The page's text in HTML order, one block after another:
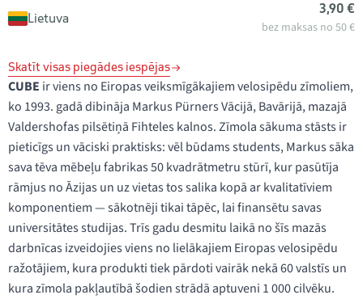
Lietuva
3,90 €
bez maksas no 50 €
Skatīt visas piegādes iespējas
CUBE ir viens no Eiropas veiksmīgākajiem velosipēdu zīmoliem,
ko 1993. gadā dibināja Markus Pürners Vācijā, Bavārijā, mazajā
Valdershofas pilsētiņā Fihteles kalnos. Zīmola sākuma stāsts ir
pieticīgs un vāciski praktisks: vēl būdams students, Markus sāka
sava tēva mēbeļu fabrikas 50 kvadrātmetru stūrī, kur pasūtīja
rāmjus no Āzijas un uz vietas tos salika kopā ar kvalitatīviem
komponentiem — sākotnēji tikai tāpēc, lai finansētu savas
universitātes studijas. Trīs gadu desmitu laikā no šīs mazās
darbnīcas izveidojies viens no lielākajiem Eiropas velosipēdu
ražotājiem, kura produkti tiek pārdoti vairāk nekā 60 valstīs un
kura zīmola pakļautībā šodien strādā aptuveni 1 000 cilvēku.